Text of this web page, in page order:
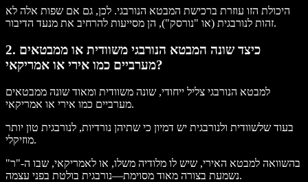
היכולת הזו עוזרת ברכישת המבטא הנורבגי. לכן, גם אם שפות אלה לא
זהות לנורבגית (או "נורסק"), הן מסייעות להרחיב את מנעד הדיבור.
2. כיצד שונה המבטא הנורבגי משוודית או ממבטאים
מערביים כמו אירי או אמריקאי?
למבטא הנורבגי צליל ייחודי, שונה משוודית ומאוד שונה ממבטאים
מערביים כמו אירי או אמריקאי.
בעוד שלשוודית ולנורבגית יש דמיון כי שתיהן נורדיות, לנורבגית טון יותר
מוזיקלי.
בהשוואה למבטא האירי, שיש לו מלודיה משלו, או לאמריקאי, שבו ה-"ר"
נשמעת בצורה מאוד מסוימת—נורבגית בולטת בפני עצמה.